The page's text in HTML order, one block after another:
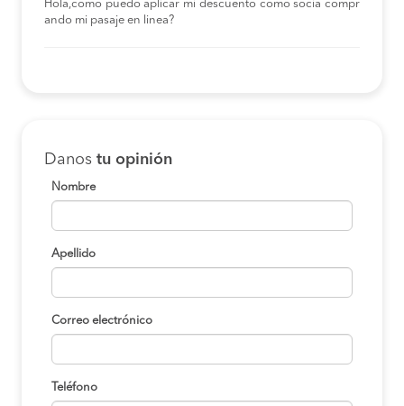
Hola,como puedo aplicar mi descuento como socia compr
ando mi pasaje en linea?
Danos tu opinión
Nombre
Apellido
Correo electrónico
Teléfono